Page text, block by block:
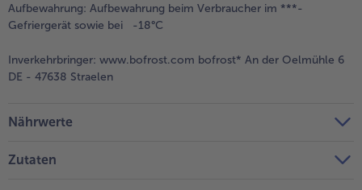
Aufbewahrung: Aufbewahrung beim Verbraucher im ***-
Gefriergerät sowie bei -18°C
Inverkehrbringer: www.bofrost.com bofrost* An der Oelmühle 6
DE - 47638 Straelen
Nährwerte
Zutaten